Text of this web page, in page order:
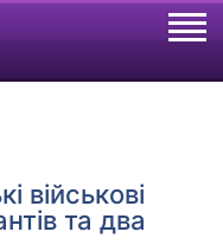
військові
та два